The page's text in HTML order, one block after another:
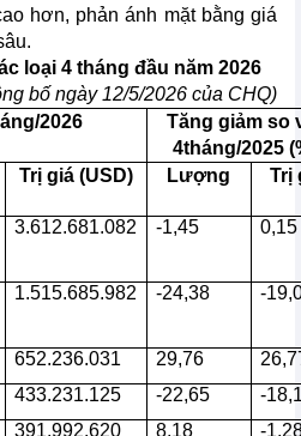
hơn, phản ánh mặt bằng giá
loại 4tháng đầu năm 2026
bố ngày 12/5/2026 của CHQ)
2026
Tăng giảm so
4tháng/2025
Trị giá (USD) Lượng Trị
3.612.681.082 -1,45 0,15
1.515.685.982 -24,38 -
652.236.031 29,76
433.231.125 -22,65
-
391.992.620 8,18 -